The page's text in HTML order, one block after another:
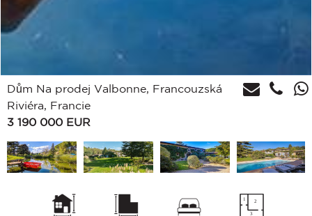
Dům Na prodej Valbonne, Francouzská
Riviéra, Francie
3 190 000 EUR